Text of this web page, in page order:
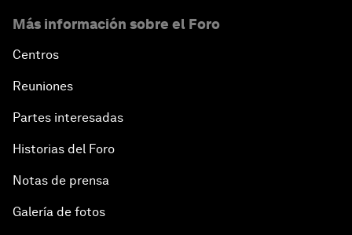
Más información sobre el Foro
Centros
Reuniones
Partes interesadas
Historias del Foro
Notas de prensa
Galería de fotos